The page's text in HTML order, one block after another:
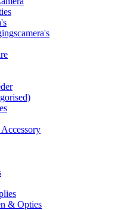
& Opties